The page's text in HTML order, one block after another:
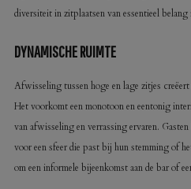
diversiteit in zitplaatsen van essentieel belang
DYNAMISCHE RUIMTE
Afwisseling tussen hoge en lage zitjes
Het voorkomt een monotoon en eentonig
van afwisseling en verrassing ervaren.
voor een sfeer die past bij hun stemming of
om een informele bijeenkomst aan de bar of